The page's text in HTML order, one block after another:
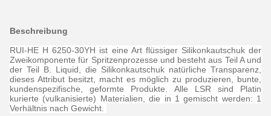
Beschreibung
RUI-HE H 6250-30YH ist eine Art flüssiger Silikonkautschuk der
Zweikomponente für Spritzenprozesse und besteht aus Teil A und
der Teil B. Liquid, die Silikonkautschuk natürliche Transparenz,
dieses Attribut besitzt, macht es möglich zu produzieren, bunte,
kundenspezifische, geformte Produkte. Alle LSR sind Platin
kurierte (vulkanisierte) Materialien, die in 1 gemischt werden: 1
Verhältnis nach Gewicht.